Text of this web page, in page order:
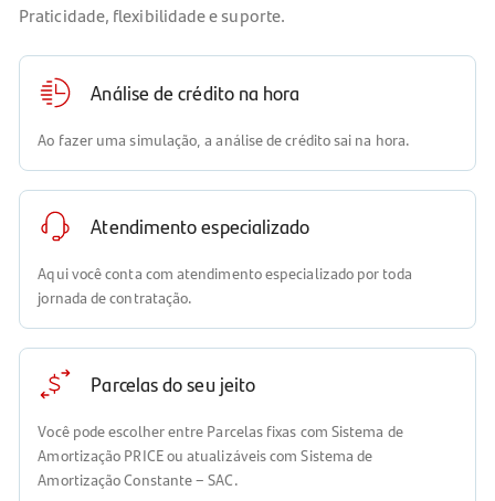
Praticidade, flexibilidade e suporte.
Análise de crédito na hora
Ao fazer uma simulação, a análise de crédito sai na hora.
Atendimento especializado
Aqui você conta com atendimento especializado por toda
jornada de contratação.
Parcelas do seu jeito
Você pode escolher entre Parcelas fixas com Sistema de
Amortização PRICE ou atualizáveis com Sistema de
Amortização Constante – SAC.